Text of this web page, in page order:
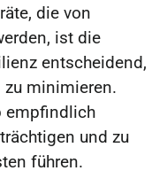
die von
ist die
entscheidend,
zu minimieren.
empfindlich
und zu
führen.